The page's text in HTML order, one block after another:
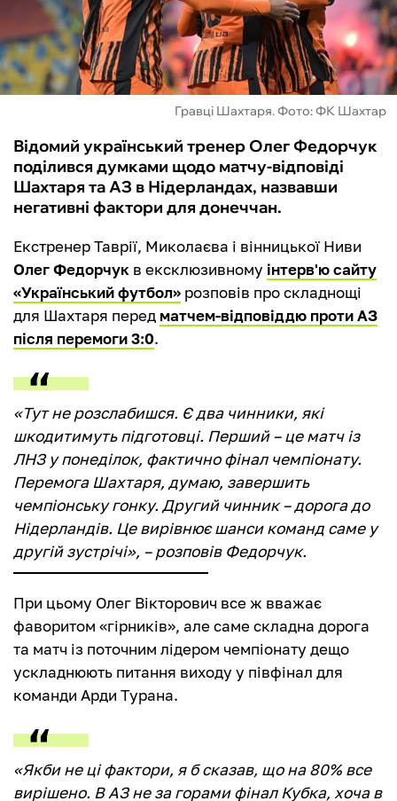
ІНШІ
БУКМЕКЕРИ
Гравці Шахтаря. Фото: ФК Шахтар
Відомий український тренер Олег Федорчук
поділився думками щодо матчу-відповіді
Шахтаря та АЗ в Нідерландах, назвавши
негативні фактори для донеччан.
Екстренер Таврії, Миколаєва і вінницької Ниви
Олег Федорчук в ексклюзивному інтерв'ю сайту
«Український футбол» розповів про складнощі
для Шахтаря перед матчем-відповіддю проти АЗ
після перемоги 3:0.
«Тут не розслабишся. Є два чинники, які
шкодитимуть підготовці. Перший – це матч із
ЛНЗ у понеділок, фактично фінал чемпіонату.
Перемога Шахтаря, думаю, завершить
чемпіонську гонку. Другий чинник – дорога до
Нідерландів. Це вирівнює шанси команд саме у
другій зустрічі», – розповів Федорчук.
При цьому Олег Вікторович все ж вважає
фаворитом «гірників», але саме складна дорога
та матч із поточним лідером чемпіонату дещо
ускладнюють питання виходу у півфінал для
команди Арди Турана.
«Якби не ці фактори, я б сказав, що на 80% все
вирішено. В АЗ не за горами фінал Кубка, хоча в